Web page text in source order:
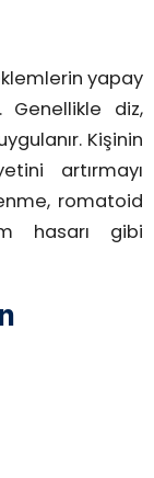
yapay
Genellikle diz,
Kişinin
artırmayı
romatoid
hasarı gibi